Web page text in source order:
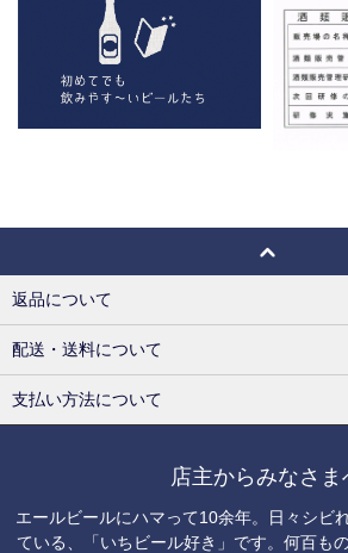
返品について
配送・送料について
支払い方法について
店主からみなさま
エールビールにハマって10余年。日々シビ
ている、「いちビール好き」です。何百も